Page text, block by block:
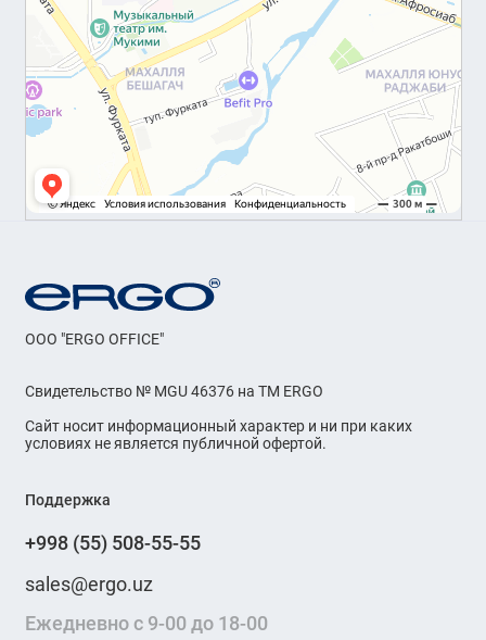
OOO "ERGO OFFICE"
Свидетельство № MGU 46376 на ТМ ERGO
Сайт носит информационный характер и ни при каких
условиях не является публичной офертой.
Поддержка
+998 (55) 508-55-55
sales@ergo.uz
Ежедневно с 9-00 до 18-00